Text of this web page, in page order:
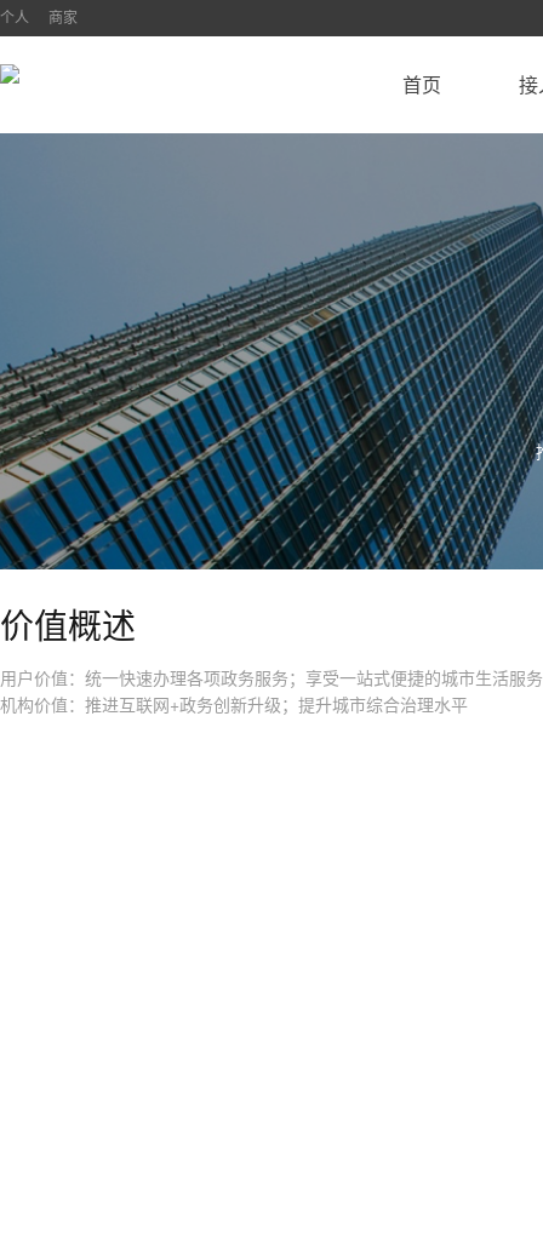
个人 商家
首页 接
价值概述
用户价值：统一快速办理各项政务服务；享受一站式便捷的城市生活服务
机构价值：推进互联网+政务创新升级；提升城市综合治理水平